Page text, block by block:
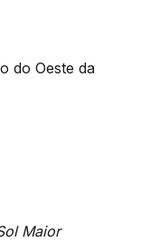
do Oeste da
Maior